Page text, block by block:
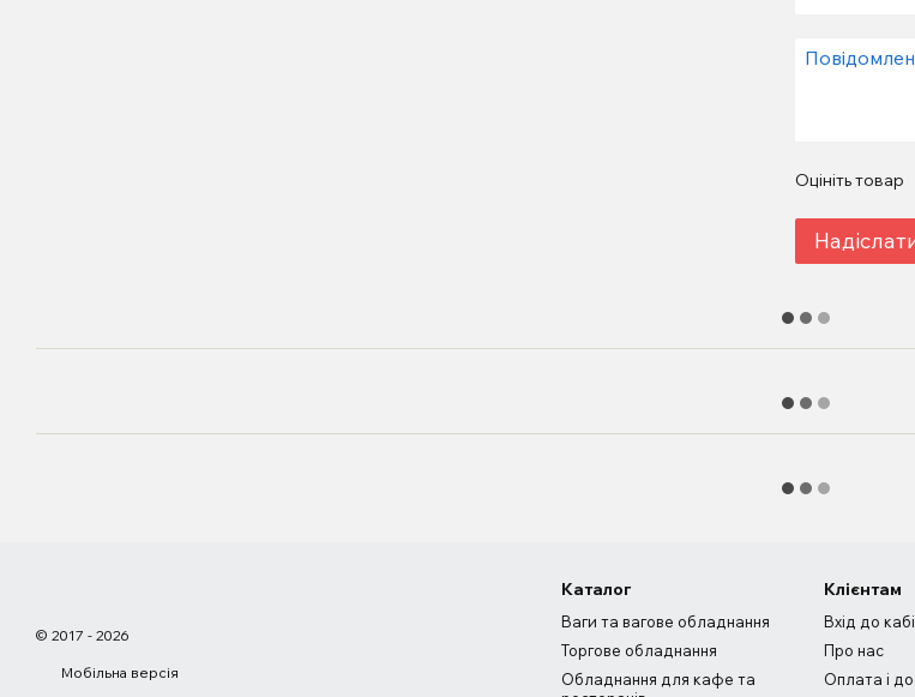
Оцініть товар
© 2017 - 2026
Мобільна версія
Каталог
Ваги та вагове обладнання
Торгове обладнання
Обладнання для кафе та
Клієнтам
Вхід до
Про нас
Оплата і